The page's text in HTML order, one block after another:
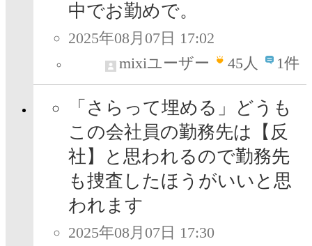
中でお勤めで。
2025年08月07日 17:02
mixiユーザー
45人 1件
「さらって埋める」どうも
この会社員の勤務先は【反
社】と思われるので勤務先
も捜査したほうがいいと思
われます
2025年08月07日 17:30